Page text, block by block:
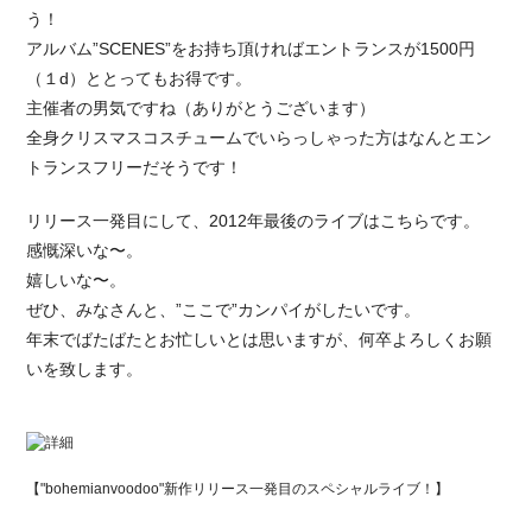
う！
アルバム”SCENES”をお持ち頂ければエントランスが1500円
（１d）ととってもお得です。
主催者の男気ですね（ありがとうございます）
全身クリスマスコスチュームでいらっしゃった方はなんとエン
トランスフリーだそうです！
リリース一発目にして、2012年最後のライブはこちらです。
感慨深いな〜。
嬉しいな〜。
ぜひ、みなさんと、”ここで”カンパイがしたいです。
年末でばたばたとお忙しいとは思いますが、何卒よろしくお願
いを致します。
【"bohemianvoodoo"新作リリース一発目のスペシャルライブ！】